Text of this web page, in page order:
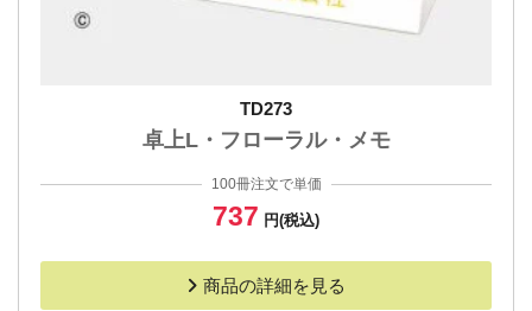
TD273
卓上L・フローラル・メモ
100冊注文で単価
737 円(税込)
商品の詳細を見る